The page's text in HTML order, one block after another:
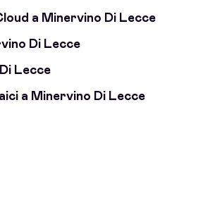
a Minervino Di Lecce
Di Lecce
Lecce
a Minervino Di Lecce